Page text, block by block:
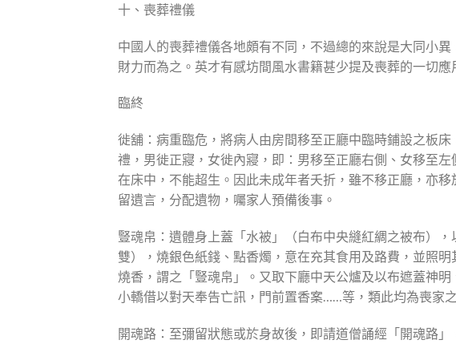
十、喪葬禮儀
中國人的喪葬禮儀各地頗有不同，不過總的來說是大同小
財力而為之。英才有感坊間風水書籍甚少提及喪葬的一切
臨終
徙舖：病重臨危，將病人由房間移至正廳中臨時鋪設之板
禮，男徙正寢，女徙內寢，即：男移至正廳右側、女移至
在床中，不能超生。因此未成年者夭折，雖不移正廳，亦
留遺言，分配遺物，囑家人預備後事。
豎魂帛：遺體身上蓋「水被」（白布中央縫紅綢之被布）
雙），燒銀色紙錢、點香燭，意在充其食用及路費，並照
燒香，謂之「豎魂帛」。又取下廳中天公爐及以布遮蓋神
小轎借以對天奉告亡訊，門前置香案……等，類此均為喪家
開魂路：至彌留狀態或於身故後，即請道僧誦經「開魂路